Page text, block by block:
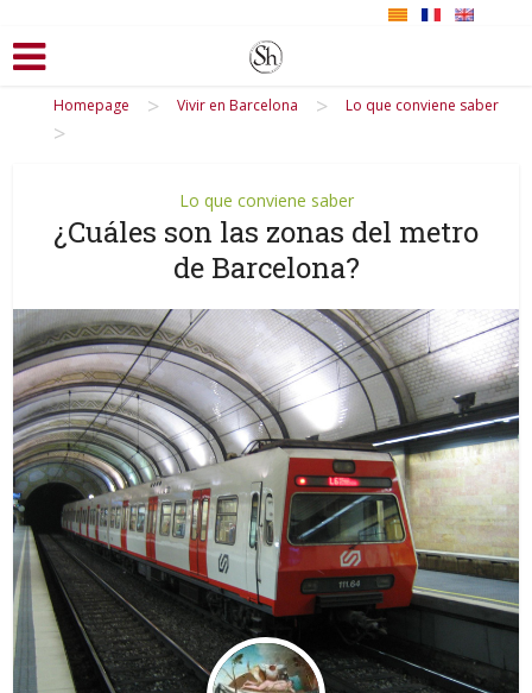
Homepage > Vivir en Barcelona > Lo que conviene saber
>
Lo que conviene saber
¿Cuáles son las zonas del metro
de Barcelona?